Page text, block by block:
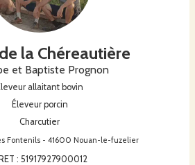
la Chéreautière
et Baptiste Prognon
allaitant bovin
Éleveur porcin
Charcutier
Fontenils - 41600 Nouan-le-fuzelier
: 51917927900012